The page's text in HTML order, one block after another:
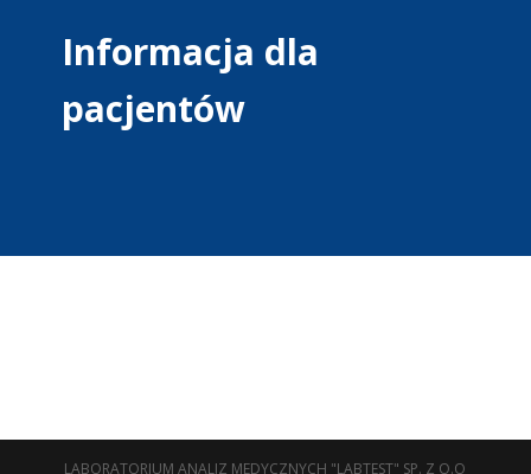
Informacja dla
pacjentów
LABORATORIUM ANALIZ MEDYCZNYCH "LABTEST" SP. Z O.O